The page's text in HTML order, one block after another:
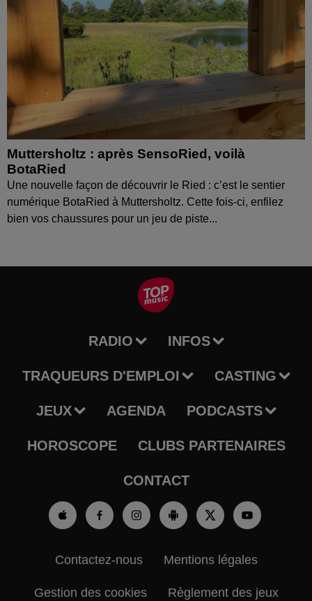
Muttersholtz : après SensoRied, voilà
BotaRied
Une nouvelle façon de découvrir le Ried : c’est le sentier
numérique BotaRied à Muttersholtz. Cette fois-ci, enfilez
bien vos chaussures pour un jeu de piste...
RADIO INFOS
TRAQUEURS D'EMPLOI CASTING
JEUX AGENDA PODCASTS
HOROSCOPE CLUBS PARTENAIRES
CONTACT
Contactez-nous Mentions légales
Gestion des cookies Règlement des jeux